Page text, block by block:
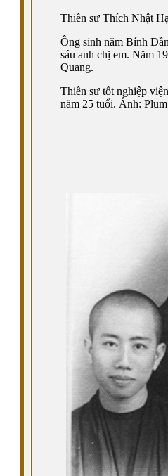
Thiền sư Thích Nhật
Ông sinh năm Bính
sáu anh chị em. Năm
Quang.
Thiền sư tốt nghiệp
năm 25 tuổi. Ảnh: